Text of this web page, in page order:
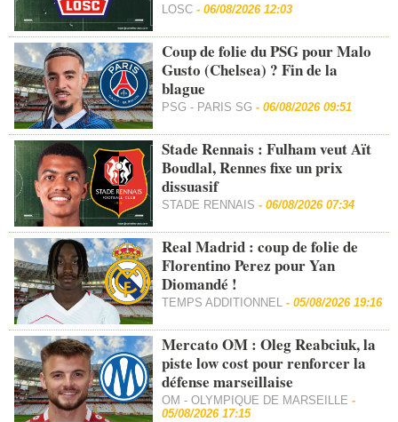
LOSC -06/08/2026 12:03
Coup de folie du PSG pour Malo
Gusto (Chelsea) ? Fin de la
blague
PSG - PARIS SG -06/08/2026 09:51
Stade Rennais : Fulham veut Aït
Boudlal, Rennes fixe un prix
dissuasif
STADE RENNAIS -06/08/2026 07:34
Real Madrid : coup de folie de
Florentino Perez pour Yan
Diomandé !
TEMPS ADDITIONNEL -05/08/2026 19:16
Mercato OM : Oleg Reabciuk, la
piste low cost pour renforcer la
défense marseillaise
OM - OLYMPIQUE DE MARSEILLE-
05/08/2026 17:15